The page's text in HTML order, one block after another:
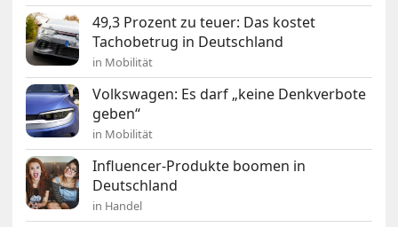
49,3 Prozent zu teuer: Das kostet
Tachobetrug in Deutschland
in Mobilität
Volkswagen: Es darf „keine Denkverbote
geben“
in Mobilität
Influencer-Produkte boomen in
Deutschland
in Handel